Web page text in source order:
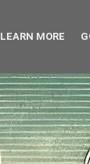
LEARN MORE